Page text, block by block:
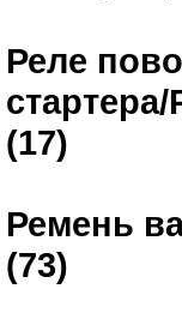
Реле
(17)
Ремень
(73)